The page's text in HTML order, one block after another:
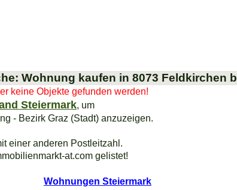
Wohnung kaufen in 8073 Feldkirchen
keine Objekte gefunden werden!
Steiermark, um
- Bezirk Graz (Stadt) anzuzeigen.
einer anderen Postleitzahl.
at.com gelistet!
Wohnungen Steiermark